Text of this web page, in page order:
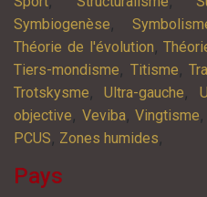
Symbiogenèse,
Théorie de l'évolution,
Tiers-mondisme, Titisme,
Trotskysme,Ultra-gauche,
objective, Veviba,Vingtisme
PCUS, Zones humides,
Pays